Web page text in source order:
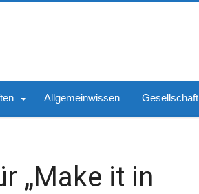
Allgemeinwissen Gesellschaft
„Make it in